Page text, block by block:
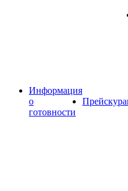
Информация
о
готовности